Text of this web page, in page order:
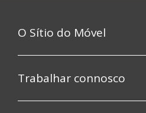
O Sítio do Móvel
Trabalhar connosco